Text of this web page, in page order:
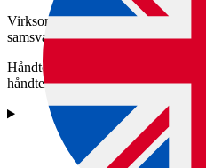
Virksomheten har plikt til å
samsvar med
Håndteringen må ikke utsette
håndteringen skjer i en egen del